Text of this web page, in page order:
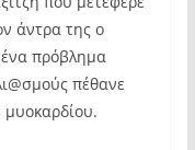
άντρα της ο
πρόβλημα
πέθανε